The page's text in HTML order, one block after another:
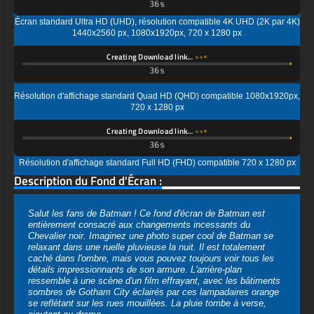
Résolution d'affichage standard Quad HD (QHD) compatible 1080x1920px,
Creating Download link…
Résolution d'affichage standard Full HD (FHD) compatible 720 x 1280 px
Description du Fond d'Écran :
Salut les fans de Batman ! Ce fond d'écran de Batman est
entièrement consacré aux changements incessants du
Chevalier noir. Imaginez une photo super cool de Batman se
relaxant dans une ruelle pluvieuse la nuit. Il est totalement
caché dans l'ombre, mais vous pouvez toujours voir tous les
ressemble à une scène d'un film effrayant, avec les bâtiments
sombres de Gotham City éclairés par ces lampadaires orange
se reflétant sur les rues mouillées. La pluie tombe à verse,
ajoutant au drame.
Ce fond d'écran de Batman est parfait pour les fans qui aiment
la façon dont Batman protège Gotham City de l'ombre. Il le
montre comme le gardien silencieux, toujours là, assurant la
sécurité de la ville. Ajoutez-le à votre appareil et faites savoir à
tout le monde qui est le veilleur de nuit de Gotham !